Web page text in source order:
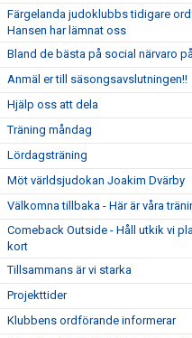
Färgelanda judoklubbs tidigare
Hansen har lämnat oss
Bland de bästa på social närvaro
Anmäl er till säsongsavslutningen!!
Hjälp oss att dela
Träning måndag
Lördagsträning
Möt världsjudokan Joakim Dvärby
Välkomna tillbaka - Här är våra
Comeback Outside - Håll utkik vi
kort
Tillsammans är vi starka
Projekttider
Klubbens ordförande informerar